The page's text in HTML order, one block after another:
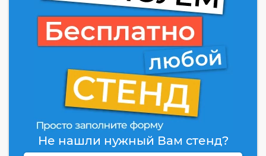
Не нашли нужный Вам стенд?